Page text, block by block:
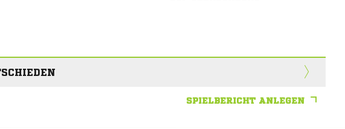
SPIELBERICHT ANLEGEN